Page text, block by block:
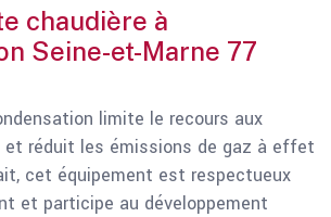
chaudière à
Seine-et-Marne 77
limite le recours aux
et réduit les émissions de gaz à effet
cet équipement est respectueux
et participe au développement